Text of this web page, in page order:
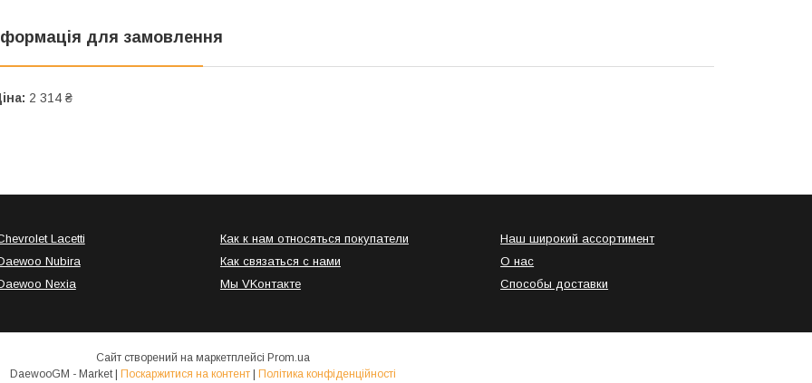
для замовлення
2 314 ₴
Lacetti
Nubira
Nexia
Как к нам относяться покупатели
Как связаться с нами
Мы VKонтакте
Наш широкий ассортимент
О нас
Способы доставки
Сайт створений на маркетплейсі Prom.ua
DaewooGM - Market | Поскаржитися на контент | Політика конфіденційності